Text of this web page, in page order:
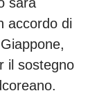
accordo di
il sostegno